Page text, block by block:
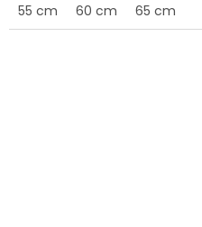
55 cm 60 cm 65 cm